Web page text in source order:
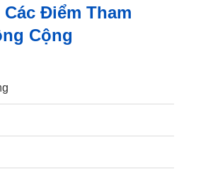
Điểm Tham
Cộng